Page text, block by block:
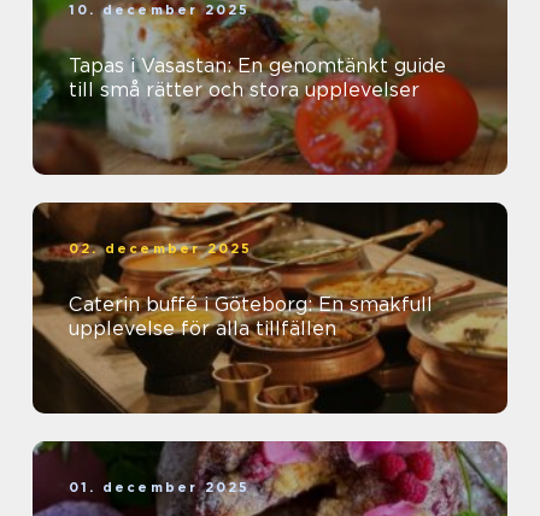
10. december 2025
Tapas i Vasastan: En genomtänkt guide
till små rätter och stora upplevelser
02. december 2025
Caterin buffé i Göteborg: En smakfull
upplevelse för alla tillfällen
01. december 2025